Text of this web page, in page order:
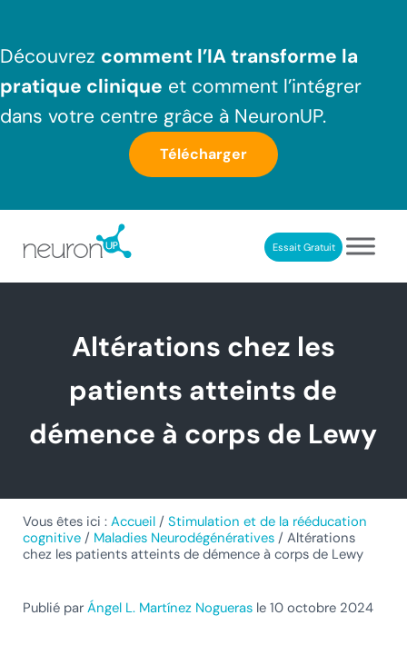
Découvrez comment l’IA transforme la
pratique clinique et comment l’intégrer
dans votre centre grâce à NeuronUP.
Télécharger
Essait Gratuit
Altérations chez les
patients atteints de
démence à corps de Lewy
Vous êtes ici : Accueil / Stimulation et de la rééducation
cognitive / Maladies Neurodégénératives / Altérations
chez les patients atteints de démence à corps de Lewy
Publié par Ángel L. Martínez Noguerasle 10 octobre 2024